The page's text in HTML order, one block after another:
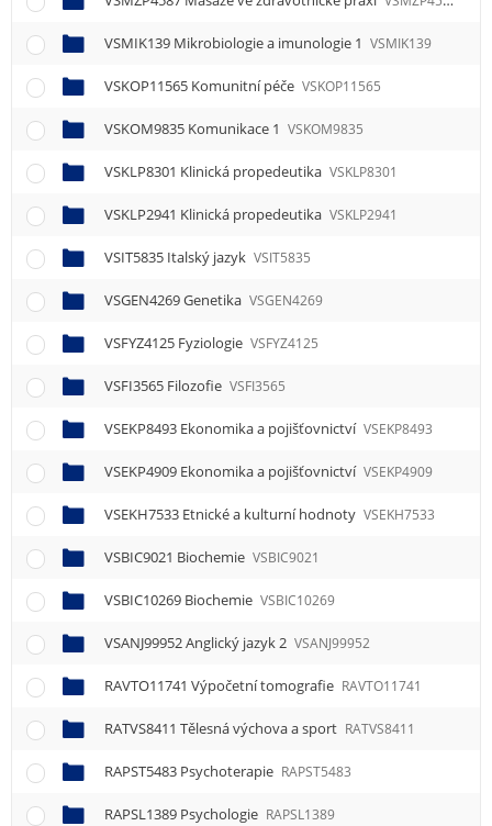
VSMIK139 Mikrobiologie a imunologie 1 VSMIK139
VSKOP11565 Komunitní péče VSKOP11565
VSKOM9835 Komunikace 1 VSKOM9835
VSKLP8301 Klinická propedeutika VSKLP8301
VSKLP2941 Klinická propedeutika VSKLP2941
VSIT5835 Italský jazyk VSIT5835
VSGEN4269 Genetika VSGEN4269
VSFYZ4125 Fyziologie VSFYZ4125
VSFI3565 Filozofie VSFI3565
VSEKP8493 Ekonomika a pojišťovnictví VSEKP8493
VSEKP4909 Ekonomika a pojišťovnictví VSEKP4909
VSEKH7533 Etnické a kulturní hodnoty VSEKH7533
VSBIC9021 Biochemie VSBIC9021
VSBIC10269 Biochemie VSBIC10269
VSANJ99952 Anglický jazyk 2 VSANJ99952
RAVTO11741 Výpočetní tomografie RAVTO11741
RATVS8411 Tělesná výchova a sport RATVS8411
RAPST5483 Psychoterapie RAPST5483
RAPSL1389 Psychologie RAPSL1389